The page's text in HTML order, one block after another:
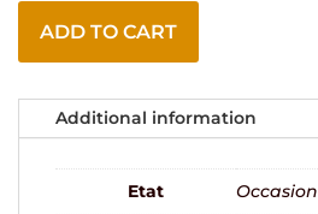
ADD TO CART
Additional information
Etat Occasion